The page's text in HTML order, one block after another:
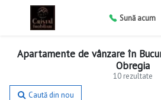
Sună acum
10 rezultate
Apartamente de vânzare în
Obregia
Caută din nou